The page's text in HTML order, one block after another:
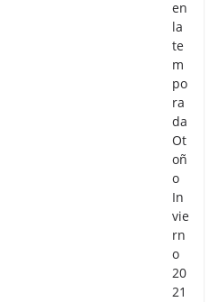
en
la
te
m
po
ra
da
Ot
oñ
o
In
vie
rn
o
20
21